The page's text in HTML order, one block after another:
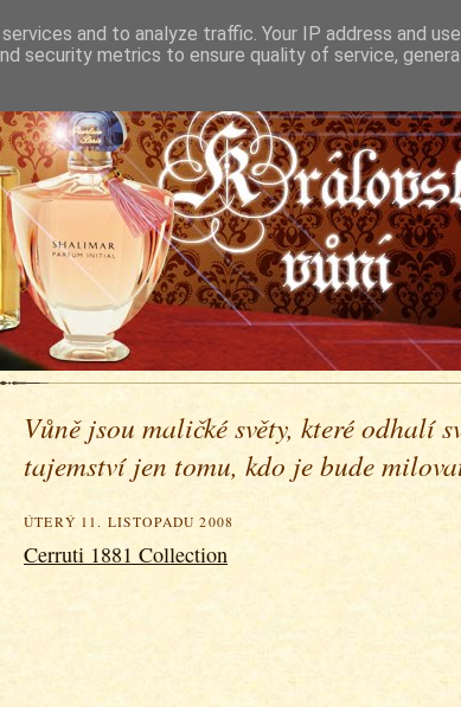
Vůně jsou maličké světy, které odhalí
tajemství jen tomu, kdo je bude
ÚTERÝ 11. LISTOPADU 2008
Cerruti 1881 Collection
and to analyze traffic. Your IP address and
security metrics to ensure quality of service,